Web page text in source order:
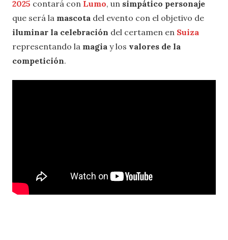
2025 contará con Lumo, un simpático personaje
que será la mascota del evento con el objetivo de
iluminar la celebración del certamen en Suiza
representando la magia y los valores de la
competición.